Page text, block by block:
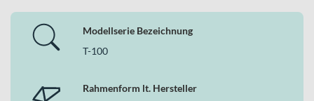
Modellserie Bezeichnung
T-100
Rahmenform lt. Hersteller